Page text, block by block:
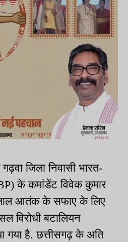
जिला निवासी भारत-
के कमांडेंट विवेक कुमार
आतंक के सफाए के लिए
विरोधी बटालियन
गया है. छत्तीसगढ़ के अति